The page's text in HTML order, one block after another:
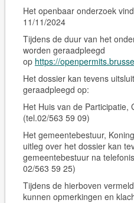
Het openbaar onderzoek
11/11/2024
Tijdens de duur van het
worden geraadpleegd
op https://
Het dossier kan tevens
geraadpleegd op:
Het Huis van de Participatie,
(tel.02/563 59 09)
Het gemeentebestuur,
uitleg over het dossier kan
gemeentebestuur na
02/563 59 25)
Tijdens de hierboven
kunnen opmerkingen en